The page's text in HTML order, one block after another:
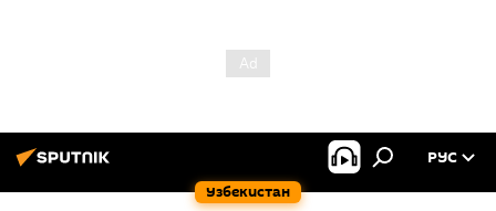
Узбекистан
РУС